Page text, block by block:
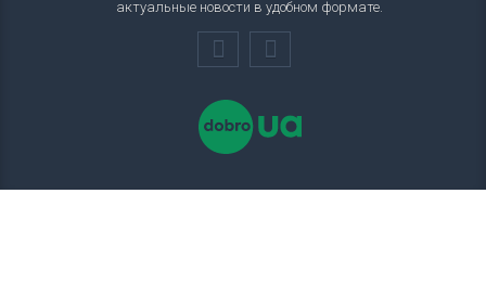
актуальные новости в удобном формате.